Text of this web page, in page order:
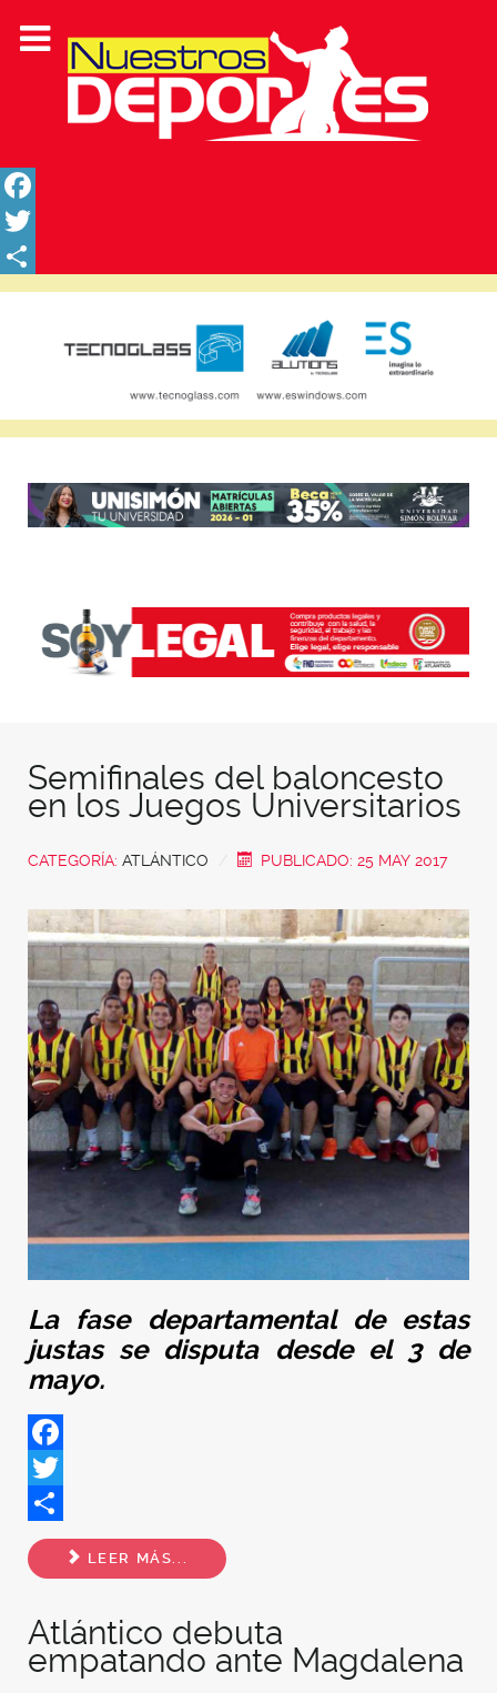
Facebook
Twitter
Share
Semifinales del baloncesto
en los Juegos Universitarios
CATEGORÍA: ATLÁNTICO PUBLICADO: 25 MAY 2017
La fase departamental de estas
justas se disputa desde el 3 de
mayo.
Facebook
Twitter
Share
LEER MÁS...
Atlántico debuta
empatando ante Magdalena